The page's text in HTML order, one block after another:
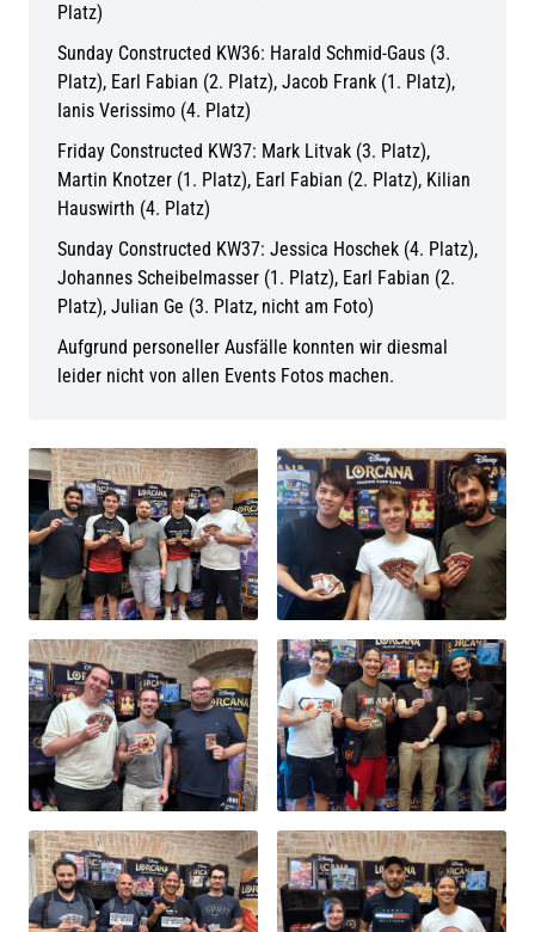
Platz)
Sunday Constructed KW36: Harald Schmid-Gaus (3.
Platz), Earl Fabian (2. Platz), Jacob Frank (1. Platz),
Ianis Verissimo (4. Platz)
Friday Constructed KW37: Mark Litvak (3. Platz),
Martin Knotzer (1. Platz), Earl Fabian (2. Platz), Kilian
Hauswirth (4. Platz)
Sunday Constructed KW37: Jessica Hoschek (4. Platz),
Johannes Scheibelmasser (1. Platz), Earl Fabian (2.
Platz), Julian Ge (3. Platz, nicht am Foto)
Aufgrund personeller Ausfälle konnten wir diesmal
leider nicht von allen Events Fotos machen.